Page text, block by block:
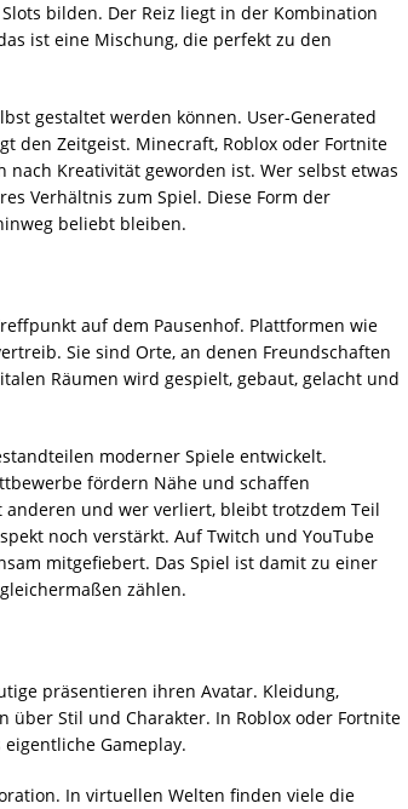
bilden. Der Reiz liegt in der Kombination
ist eine Mischung, die perfekt zu den
gestaltet werden können. User-Generated
den Zeitgeist. Minecraft, Roblox oder Fortnite
nach Kreativität geworden ist. Wer selbst etwas
Verhältnis zum Spiel. Diese Form der
beliebt bleiben.
auf dem Pausenhof. Plattformen wie
Sie sind Orte, an denen Freundschaften
Räumen wird gespielt, gebaut, gelacht und
moderner Spiele entwickelt.
fördern Nähe und schaffen
und wer verliert, bleibt trotzdem Teil
noch verstärkt. Auf Twitch und YouTube
mitgefiebert. Das Spiel ist damit zu einer
zählen.
präsentieren ihren Avatar. Kleidung,
über Stil und Charakter. In Roblox oder Fortnite
Gameplay.
In virtuellen Welten finden viele die